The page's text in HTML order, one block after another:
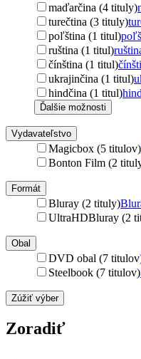
maďarčina (4 tituly)
turečtina (3 tituly)
poľština (1 titul)
ruština (1 titul)
čínština (1 titul)
ukrajinčina (1 titul)
hindčina (1 titul)
Ďalšie možnosti
Vydavateľstvo
Magicbox (5 titulov)
Bonton Film (2
Formát
Bluray (2 tituly)
UltraHDBluray (2
Obal
DVD obal (7
Steelbook (7 titulov)
Zúžiť výber
Zoradiť